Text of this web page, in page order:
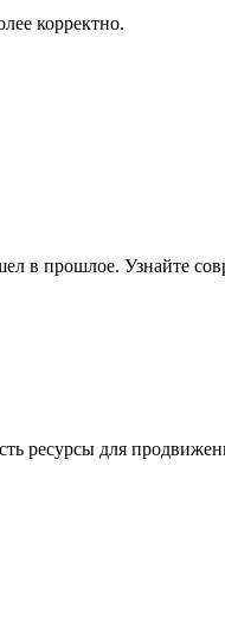
корректно.
в прошлое. Узнайте
ресурсы для